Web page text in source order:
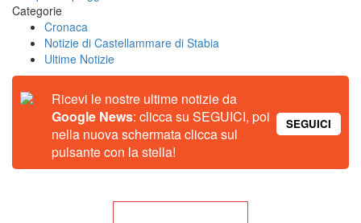
Categorie
Cronaca
Notizie di Castellammare di Stabia
Ultime Notizie
Ricevi le nostre ultime notizie da
Google News: clicca su SEGUICI, poi
nella nuova schermata clicca sul
pulsante con la stella!
SEGUICI